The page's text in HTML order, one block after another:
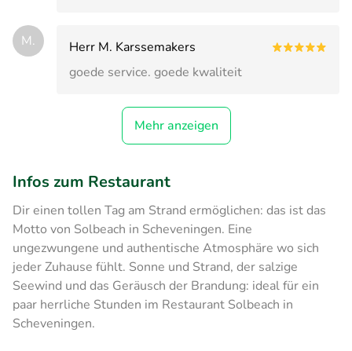
M.
Herr M. Karssemakers
goede service. goede kwaliteit
Mehr anzeigen
Infos zum Restaurant
Dir einen tollen Tag am Strand ermöglichen: das ist das
Motto von Solbeach in Scheveningen. Eine
ungezwungene und authentische Atmosphäre wo sich
jeder Zuhause fühlt. Sonne und Strand, der salzige
Seewind und das Geräusch der Brandung: ideal für ein
paar herrliche Stunden im Restaurant Solbeach in
Scheveningen.